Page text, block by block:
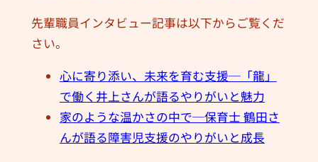
先輩職員インタビュー記事は以下からご覧くだ
さい。
心に寄り添い、未来を育む支援─「龍」
で働く井上さんが語るやりがいと魅力
家のような温かさの中で─保育士 鶴田さ
んが語る障害児支援のやりがいと成長